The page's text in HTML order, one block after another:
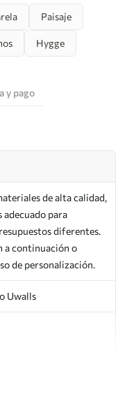
Paisaje
Hygge
y pago
de alta calidad,
adecuado para
diferentes.
a continuación o
de personalización.
Uwalls